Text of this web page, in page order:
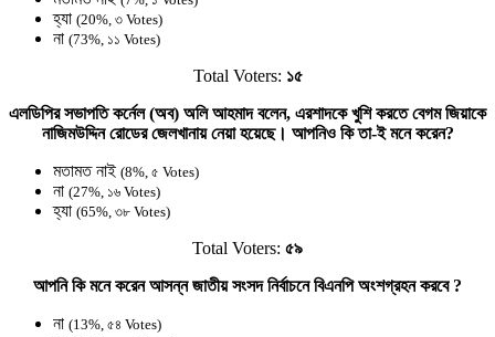
হ্যা (20%, ৩ Votes)
না (73%, ১১ Votes)
Total Voters: ১৫
এলডিপির সভাপতি কর্নেল (অব) অলি আহমাদ বলেন, এরশাদকে খুশি করতে বেগম জিয়াকে
নাজিমউদ্দিন রোডের জেলখানায় নেয়া হয়েছে। আপনিও কি তা-ই মনে করেন?
মতামত নাই (8%, ৫ Votes)
না (27%, ১৬ Votes)
হ্যা (65%, ৩৮ Votes)
Total Voters: ৫৯
আপনি কি মনে করেন আসন্ন জাতীয় সংসদ নির্বাচনে বিএনপি অংশগ্রহন করবে ?
না (13%, ৫৪ Votes)